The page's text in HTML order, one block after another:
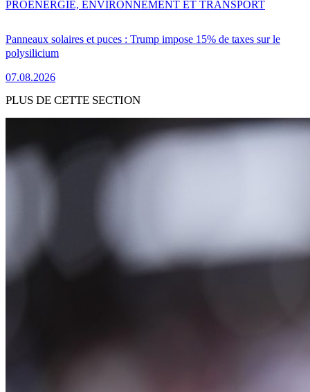
Panneaux solaires et puces : Trump impose 15% de taxes sur le
polysilicium
07.08.2026
PROENERGIE, ENVIRONNEMENT ET TRANSPORT
PLUS DE CETTE SECTION